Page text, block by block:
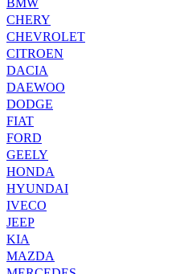
CHERY
CHEVROLET
CITROEN
DACIA
DAEWOO
DODGE
FIAT
FORD
GEELY
HONDA
HYUNDAI
IVECO
JEEP
KIA
MAZDA